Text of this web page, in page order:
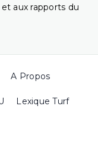
aux rapports du
A Propos
Lexique Turf